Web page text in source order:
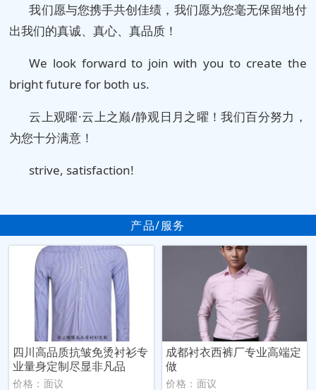
我们愿与您携手共创佳绩，我们愿为您毫无保留地付
出我们的真诚、真心、真品质！
We look forward to join with you to create the
bright future for both us.
云上观曜·云上之巅/静观日月之曜！我们百分努力，
为您十分满意！
strive, satisfaction!
产品/服务
四川高品质抗皱免烫衬衫专
业量身定制尽显非凡品
价格：面议
成都衬衣西裤厂专业高端定
做
价格：面议